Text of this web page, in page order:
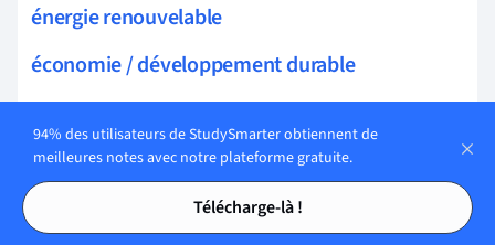
Tables des matières
Tables des matières
énergie renouvelable
économie / développement durable
chaleur et température
94% des utilisateurs de StudySmarter obtiennent de
meilleures notes avec notre plateforme gratuite.
Télécharge-là !